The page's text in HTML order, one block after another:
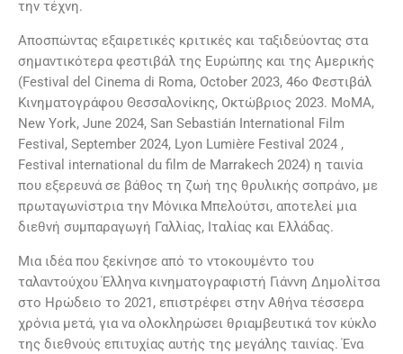
την τέχνη.
Αποσπώντας εξαιρετικές κριτικές και ταξιδεύοντας στα
σημαντικότερα φεστιβάλ της Ευρώπης και της Αμερικής
(Festival del Cinema di Roma, October 2023, 46o Φεστιβάλ
Κινηματογράφου Θεσσαλονίκης, Οκτώβριος 2023. MoMA,
New York, June 2024, San Sebastián International Film
Festival, September 2024, Lyon Lumière Festival 2024 ,
Festival international du film de Marrakech 2024) η ταινία
που εξερευνά σε βάθος τη ζωή της θρυλικής σοπράνο, με
πρωταγωνίστρια την Μόνικα Μπελούτσι, αποτελεί μια
διεθνή συμπαραγωγή Γαλλίας, Ιταλίας και Ελλάδας.
Μια ιδέα που ξεκίνησε από το ντοκουμέντο του
ταλαντούχου Έλληνα κινηματογραφιστή Γιάννη Δημολίτσα
στο Ηρώδειο το 2021, επιστρέφει στην Αθήνα τέσσερα
χρόνια μετά, για να ολοκληρώσει θριαμβευτικά τον κύκλο
της διεθνούς επιτυχίας αυτής της μεγάλης ταινίας. Ένα